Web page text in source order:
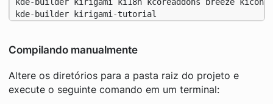
kde-builder kirigami-tutorial
Compilando manualmente
Altere os diretórios para a pasta raiz do projeto e
execute o seguinte comando em um terminal: